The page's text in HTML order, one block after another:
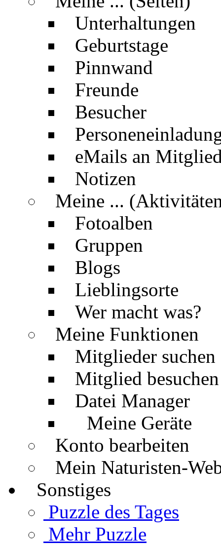
Unterhaltungen
Geburtstage
Pinnwand
Freunde
Besucher
eMails an
Notizen
Meine ...
Fotoalben
Gruppen
Blogs
Lieblingsorte
Wer macht was?
Meine Funktionen
Mitglieder suchen
Mitglied besuchen
Datei Manager
Meine Geräte
Konto bearbeiten
Mein Naturisten-
Sonstiges
Puzzle des Tages
Mehr Puzzle